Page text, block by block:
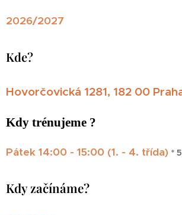
2026/2027
Kde?
Hovorčovická 1281, 182 00
Kdy trénujeme ?
Pátek 14:00 - 15:00 (1. - 4. třída) *
Kdy začínáme?